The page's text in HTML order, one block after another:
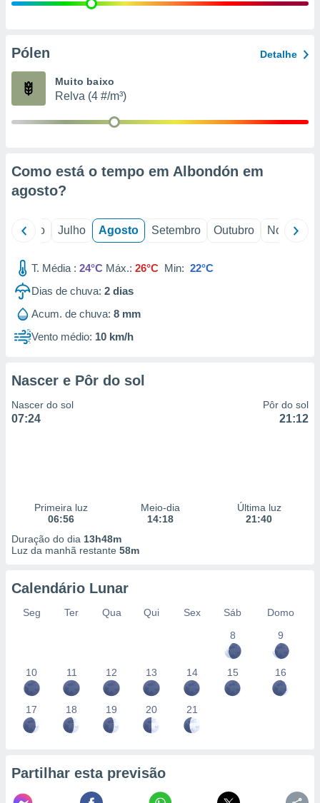
e
de
Pólen Detalhe
Muito baixo
Relva (4 #/m³)
Como está o tempo em Albondón em
agosto?
Junho Julho Agosto Setembro Outubro Novembro
T. Média : 24°C Máx.: 26°C Min: 22°C
Dias de chuva: 2 dias
Acum. de chuva: 8 mm
Vento médio: 10 km/h
Nascer e Pôr do sol
Nascer do sol
07:24
Pôr do sol
21:12
Primeira luz
06:56
Meio-dia
14:18
Última luz
21:40
Duração do dia 13h48m
Luz da manhã restante 58m
Calendário Lunar
Seg Ter Qua Qui Sex Sáb
Domo
8
9
10 11 12 13 14 15 16
17 18 19 20 21
Partilhar esta previsão